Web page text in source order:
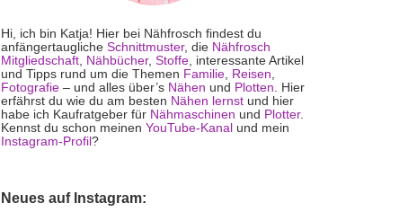
Hi, ich bin Katja! Hier bei Nähfrosch findest du
anfängertaugliche Schnittmuster, die Nähfrosch
Mitgliedschaft, Nähbücher, Stoffe, interessante Artikel
und Tipps rund um die Themen Familie, Reisen,
Fotografie – und alles über’s Nähen und Plotten. Hier
erfährst du wie du am besten Nähen lernst und hier
habe ich Kaufratgeber für Nähmaschinen und Plotter.
Kennst du schon meinen YouTube-Kanal und mein
Instagram-Profil ?
Neues auf Instagram: